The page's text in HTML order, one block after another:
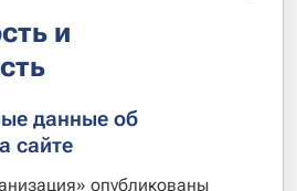
и
данные об
сайте
опубликованы